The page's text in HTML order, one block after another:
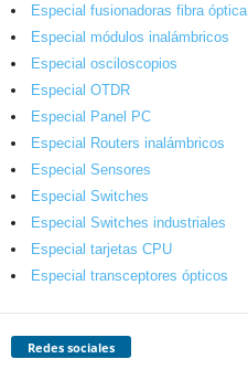
Especial fusionadoras fibra óptica
Especial módulos inalámbricos
Especial osciloscopios
Especial OTDR
Especial Panel PC
Especial Routers inalámbricos
Especial Sensores
Especial Switches
Especial Switches industriales
Especial tarjetas CPU
Especial transceptores ópticos
Redes sociales